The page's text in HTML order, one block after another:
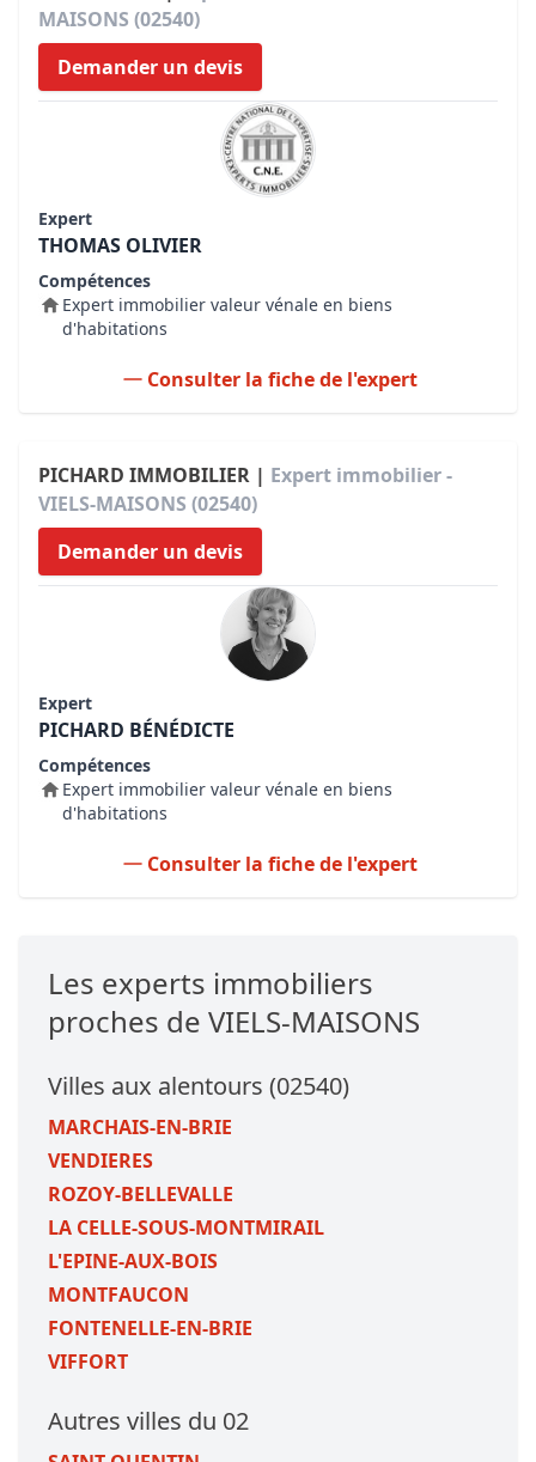
MAISONS (02540)
Demander un devis
Expert
THOMAS OLIVIER
Compétences
Expert immobilier valeur vénale en biens
d'habitations
Consulter la fiche de l'expert
PICHARD IMMOBILIER | Expert immobilier -
VIELS-MAISONS (02540)
Demander un devis
Expert
PICHARD BÉNÉDICTE
Compétences
Expert immobilier valeur vénale en biens
d'habitations
Consulter la fiche de l'expert
Les experts immobiliers
proches de VIELS-MAISONS
Villes aux alentours (02540)
MARCHAIS-EN-BRIE
VENDIERES
ROZOY-BELLEVALLE
LA CELLE-SOUS-MONTMIRAIL
L'EPINE-AUX-BOIS
MONTFAUCON
FONTENELLE-EN-BRIE
VIFFORT
Autres villes du 02